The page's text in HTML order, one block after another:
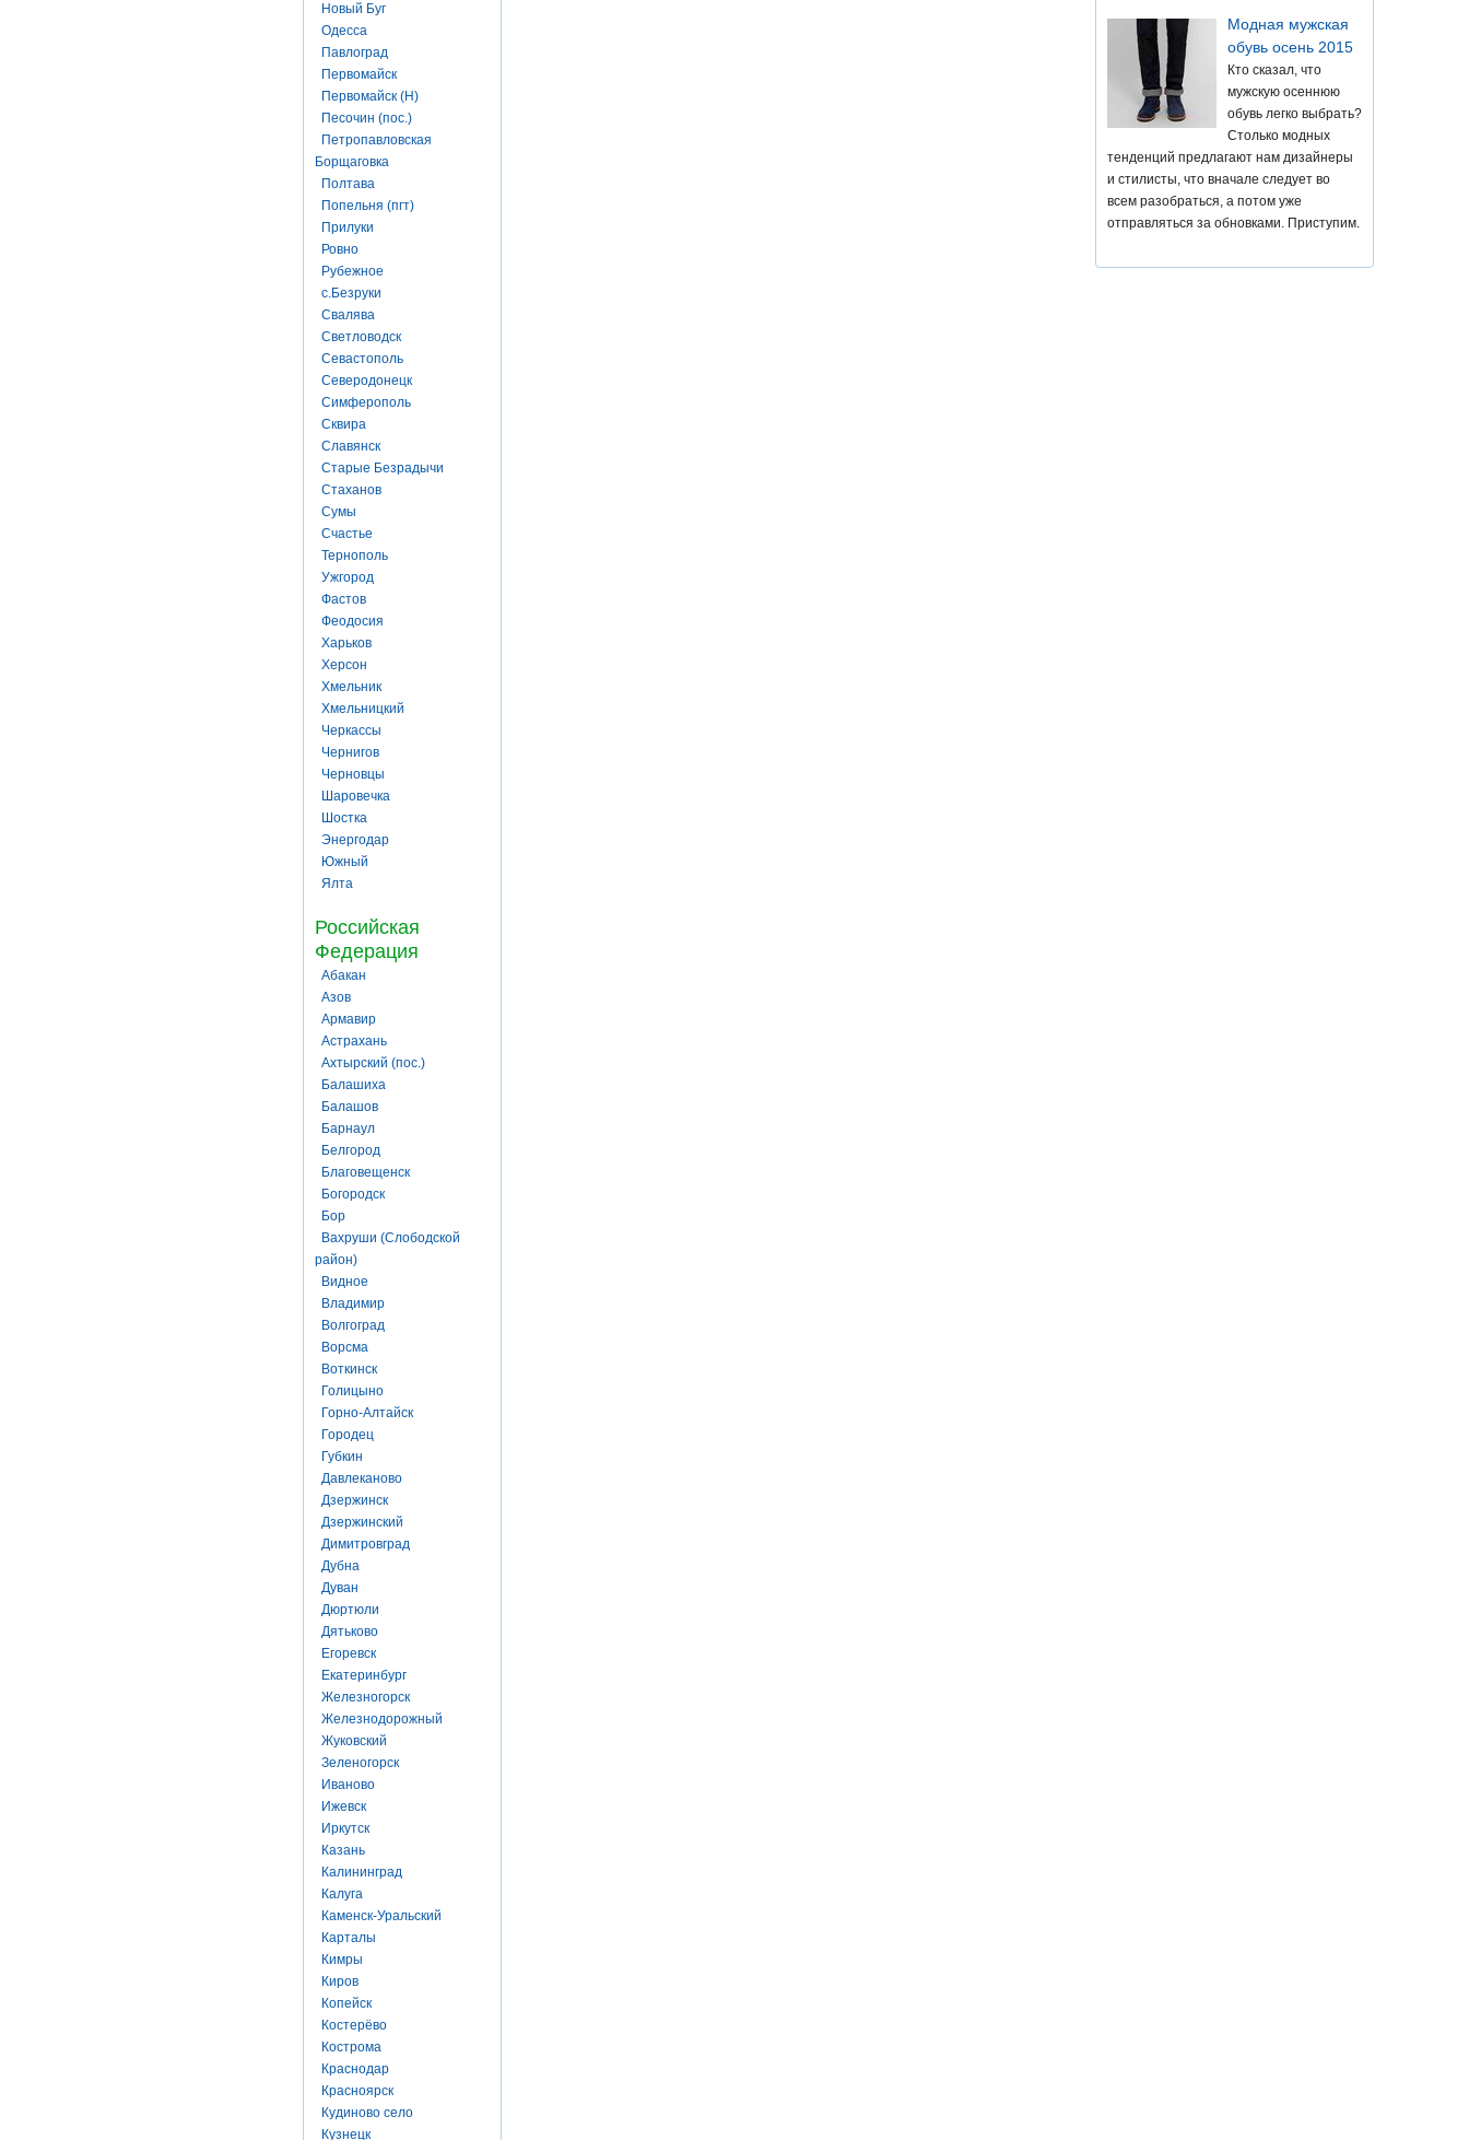
Новый Буг
Одесса
Павлоград
Первомайск
Первомайск (Н)
Песочин (пос.)
Петропавловская
Борщаговка
Полтава
Попельня (пгт)
Прилуки
Ровно
Рубежное
с.Безруки
Свалява
Светловодск
Севастополь
Северодонецк
Симферополь
Сквира
Славянск
Старые Безрадычи
Стаханов
Сумы
Счастье
Тернополь
Ужгород
Фастов
Феодосия
Харьков
Херсон
Хмельник
Хмельницкий
Черкассы
Чернигов
Черновцы
Шаровечка
Шостка
Энергодар
Южный
Ялта
Российская
Федерация
Абакан
Азов
Армавир
Астрахань
Ахтырский (пос.)
Балашиха
Балашов
Барнаул
Белгород
Благовещенск
Богородск
Бор
Вахруши (Слободской
район)
Видное
Владимир
Волгоград
Ворсма
Воткинск
Голицыно
Горно-Алтайск
Городец
Губкин
Давлеканово
Дзержинск
Дзержинский
Димитровград
Дубна
Дуван
Дюртюли
Дятьково
Егоревск
Екатеринбург
Железногорск
Железнодорожный
Жуковский
Зеленогорск
Иваново
Ижевск
Иркутск
Казань
Калининград
Калуга
Каменск-Уральский
Карталы
Кимры
Киров
Копейск
Костерёво
Кострома
Краснодар
Красноярск
Кудиново село
Кузнецк
Модная мужская
обувь осень 2015
Кто сказал, что
мужскую осеннюю
обувь легко выбрать?
Столько модных
тенденций предлагают нам дизайнеры
и стилисты, что вначале следует во
всем разобраться, а потом уже
отправляться за обновками. Приступим.